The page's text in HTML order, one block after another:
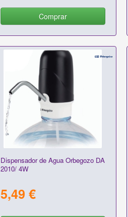
Comprar
Dispensador de Agua Orbegozo DA
2010/ 4W
5,49 €